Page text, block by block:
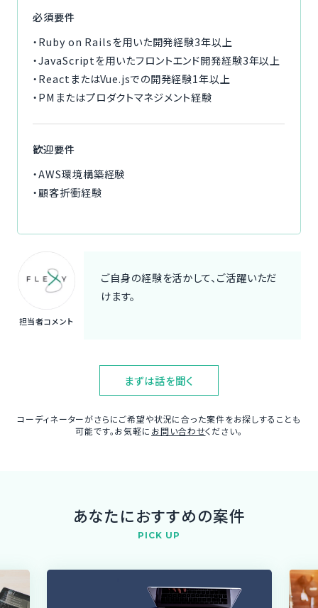
必須要件
・Ruby on Railsを用いた開発経験3年以上
・JavaScriptを用いたフロントエンド開発経験3年以上
・ReactまたはVue.jsでの開発経験1年以上
・PMまたはプロダクトマネジメント経験
歓迎要件
・AWS環境構築経験
・顧客折衝経験
担当者コメント
ご自身の経験を活かして、ご活躍いただ
けます。
まずは話を聞く
コーディネーターがさらにご希望や状況に合った案件をお探しすることも
可能です。お気軽に お問い合わせください。
あなたにおすすめの案件
PICK UP